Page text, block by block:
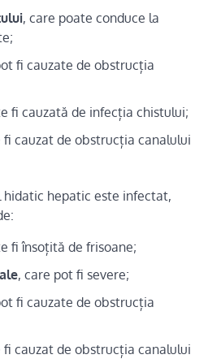
, care poate conduce la
fi cauzate de obstrucția
fi cauzată de infecția chistului;
fi cauzat de obstrucția canalului
hidatic hepatic este infectat,
fi însoțită de frisoane;
, care pot fi severe;
fi cauzate de obstrucția
fi cauzat de obstrucția canalului